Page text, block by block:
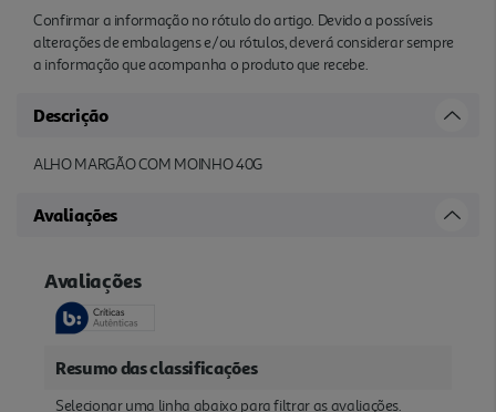
Confirmar a informação no rótulo do artigo. Devido a possíveis
alterações de embalagens e/ou rótulos, deverá considerar sempre
a informação que acompanha o produto que recebe.
Descrição
ALHO MARGÃO COM MOINHO 40G
Avaliações